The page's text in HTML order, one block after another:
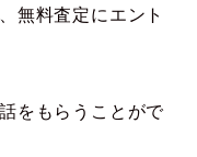
無料査定にエント
をもらうことがで